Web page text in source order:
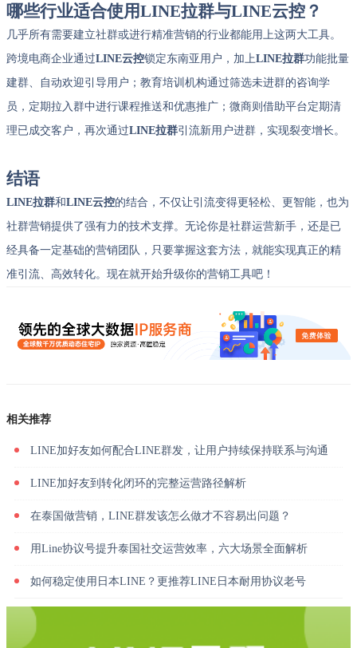
哪些行业适合使用LINE拉群与LINE云控？
几乎所有需要建立社群或进行精准营销的行业都能用上这两大工具。
跨境电商企业通过LINE云控锁定东南亚用户，加上LINE拉群功能批量
建群、自动欢迎引导用户；教育培训机构通过筛选未进群的咨询学
员，定期拉入群中进行课程推送和优惠推广；微商则借助平台定期清
理已成交客户，再次通过LINE拉群引流新用户进群，实现裂变增长。
结语
LINE拉群和LINE云控的结合，不仅让引流变得更轻松、更智能，也为
社群营销提供了强有力的技术支撑。无论你是社群运营新手，还是已
经具备一定基础的营销团队，只要掌握这套方法，就能实现真正的精
准引流、高效转化。现在就开始升级你的营销工具吧！
相关推荐
LINE加好友如何配合LINE群发，让用户持续保持联系与沟通
LINE加好友到转化闭环的完整运营路径解析
在泰国做营销，LINE群发该怎么做才不容易出问题？
用Line协议号提升泰国社交运营效率，六大场景全面解析
如何稳定使用日本LINE？更推荐LINE日本耐用协议老号